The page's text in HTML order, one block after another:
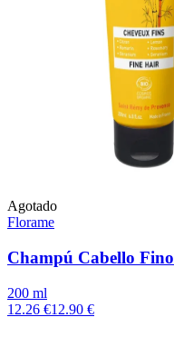
Agotado
Florame
Champú Cabello Fino
200 ml
12.26 €12.90 €